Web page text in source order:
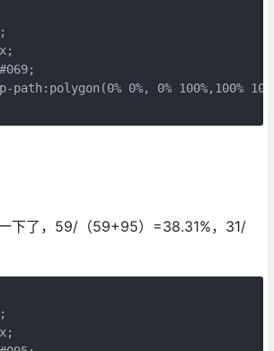
path:polygon(0% 0%, 0% 100%,100%
下了，59/（59+95）=38.31%，31/